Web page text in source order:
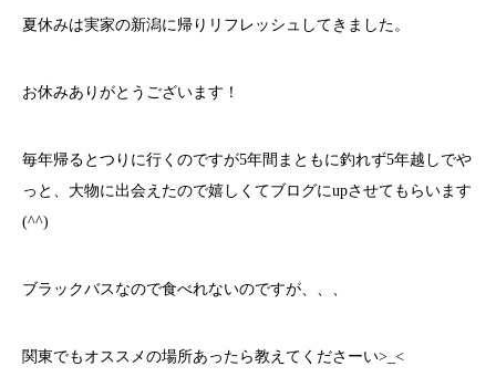
夏休みは実家の新潟に帰りリフレッシュしてきました。
お休みありがとうございます！
毎年帰るとつりに行くのですが5年間まともに釣れず5年越しでや
っと、大物に出会えたので嬉しくてブログにupさせてもらいます
(^^)
ブラックバスなので食べれないのですが、、、
関東でもオススメの場所あったら教えてくださーい>_<